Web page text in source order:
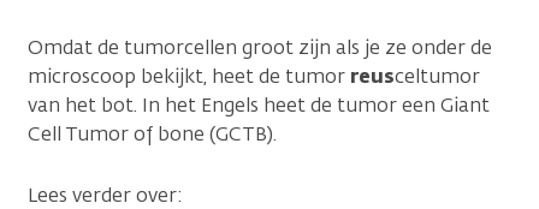
Omdat de tumorcellen groot zijn als je ze onder de
microscoop bekijkt, heet de tumor reusceltumor
van het bot. In het Engels heet de tumor een Giant
Cell Tumor of bone (GCTB).
Lees verder over: